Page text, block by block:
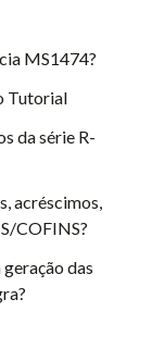
MS1474?
Tutorial
da série R-
acréscimos,
COFINS?
das